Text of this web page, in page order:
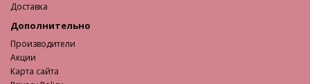
Доставка
Дополнительно
Производители
Акции
Карта сайта